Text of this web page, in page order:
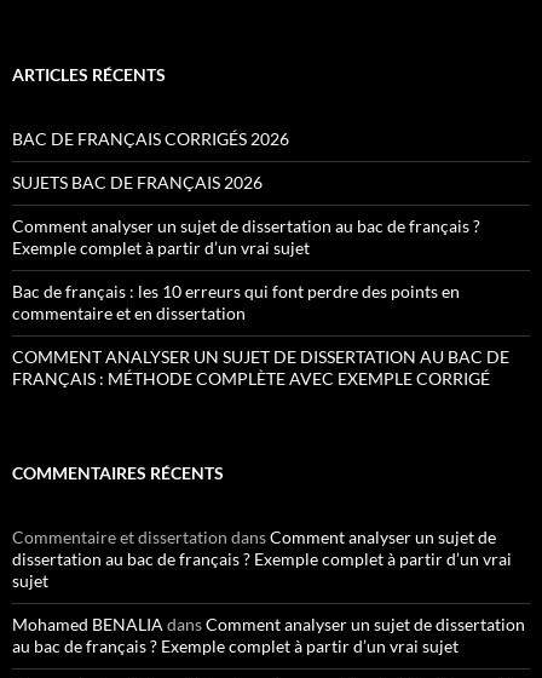
ARTICLES RÉCENTS
BAC DE FRANÇAIS CORRIGÉS 2026
SUJETS BAC DE FRANÇAIS 2026
Comment analyser un sujet de dissertation au bac de français ?
Exemple complet à partir d’un vrai sujet
Bac de français : les 10 erreurs qui font perdre des points en
commentaire et en dissertation
COMMENT ANALYSER UN SUJET DE DISSERTATION AU BAC DE
FRANÇAIS : MÉTHODE COMPLÈTE AVEC EXEMPLE CORRIGÉ
COMMENTAIRES RÉCENTS
Commentaire et dissertation dansComment analyser un sujet de
dissertation au bac de français ? Exemple complet à partir d’un vrai
sujet
Mohamed BENALIAdansComment analyser un sujet de dissertation
au bac de français ? Exemple complet à partir d’un vrai sujet